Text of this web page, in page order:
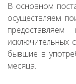
В основном
осуществляем
исключительных
бывшие в
месяца.